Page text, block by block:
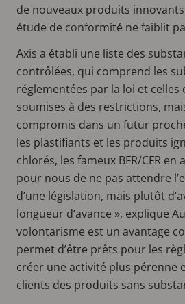
de nouveaux produits
étude de conformité ne faiblit
Axis a établi une liste des
contrôlées, qui comprend les
réglementées par la loi et celles
soumises à des restrictions,
compromis dans un futur
les plastifiants et les produits
chlorés, les fameux BFR/CFR en
pour nous de ne pas attendre
d’une législation, mais plutôt
longueur d’avance », explique
volontarisme est un avantage
permet d’être prêts pour les
créer une activité plus pérenne
clients des produits sans